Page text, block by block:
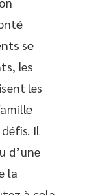
se
les
les
Il
d’une
la